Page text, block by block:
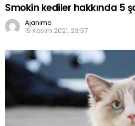
Smokin kediler hakkında 5
Ajanimo
15 Kasım 2021, 23:57